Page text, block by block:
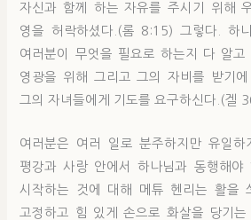
자신과 함께 하는 자유를 주시기 위해
영을 허락하셨다.(롬 8:15) 그렇다. 하
여러분이 무엇을 필요로 하는지 다 알고
영광을 위해 그리고 그의 자비를 받기
그의 자녀들에게 기도를 요구하신다.(겔
여러분은 여러 일로 분주하지만 유일
평강과 사랑 안에서 하나님과 동행해야
시작하는 것에 대해 메튜 헨리는 활을
고정하고 힘 있게 손으로 화살을 당기는